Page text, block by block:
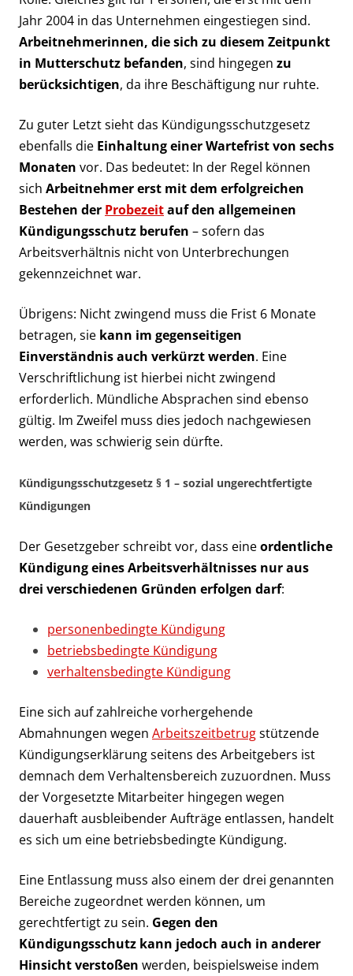
Jahr 2004 in das Unternehmen eingestiegen sind.
Arbeitnehmerinnen, die sich zu diesem Zeitpunkt
in Mutterschutz befanden, sind hingegen zu
berücksichtigen, da ihre Beschäftigung nur ruhte.
Zu guter Letzt sieht das Kündigungsschutzgesetz
ebenfalls die Einhaltung einer Wartefrist von sechs
Monaten vor. Das bedeutet: In der Regel können
sich Arbeitnehmer erst mit dem erfolgreichen
Bestehen der Probezeitauf den allgemeinen
Kündigungsschutz berufen – sofern das
Arbeitsverhältnis nicht von Unterbrechungen
gekennzeichnet war.
Übrigens: Nicht zwingend muss die Frist 6 Monate
betragen, sie kann im gegenseitigen
Einverständnis auch verkürzt werden. Eine
Verschriftlichung ist hierbei nicht zwingend
erforderlich. Mündliche Absprachen sind ebenso
gültig. Im Zweifel muss dies jedoch nachgewiesen
werden, was schwierig sein dürfte.
Kündigungsschutzgesetz § 1 – sozial ungerechtfertigte
Kündigungen
Der Gesetzgeber schreibt vor, dass eineordentliche
Kündigung eines Arbeitsverhältnisses nur aus
drei verschiedenen Gründen erfolgen darf:
personenbedingte Kündigung
betriebsbedingte Kündigung
verhaltensbedingte Kündigung
Eine sich auf zahlreiche vorhergehende
Abmahnungen wegen Arbeitszeitbetrugstützende
Kündigungserklärung seitens des Arbeitgebers ist
demnach dem Verhaltensbereich zuzuordnen. Muss
der Vorgesetzte Mitarbeiter hingegen wegen
dauerhaft ausbleibender Aufträge entlassen, handelt
es sich um eine betriebsbedingte Kündigung.
Eine Entlassung muss also einem der drei genannten
Bereiche zugeordnet werden können, um
gerechtfertigt zu sein. Gegen den
Kündigungsschutz kann jedoch auch in anderer
Hinsicht verstoßen werden, beispielsweise indem